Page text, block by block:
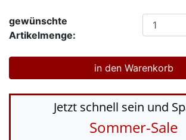
gewünschte
Artikelmenge:
Jetzt schnell sein und
Sommer-Sale